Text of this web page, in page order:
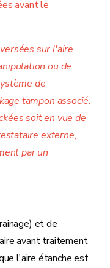
avant le
sur l'aire
ou de
de
tampon associé.
soit en vue de
externe,
par un
et de
avant traitement
l'aire étanche est